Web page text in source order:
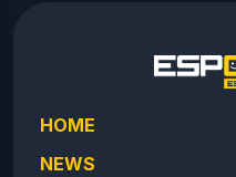
HOME
NEWS